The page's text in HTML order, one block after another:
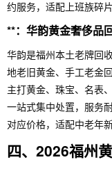
约服务，适配上班族碎
**：华韵黄金奢侈品
华韵是福州本土老牌回
地老旧黄金、手工老金
主打黄金、珠宝、名表
一站式集中处置，服务
对应价格，适配中老年
四、2026福州